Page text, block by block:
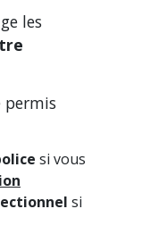
les
permis
si vous
si